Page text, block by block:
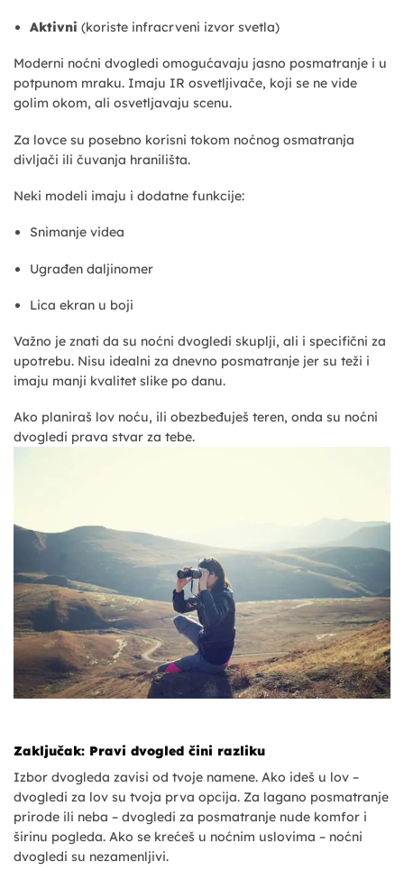
Aktivni (koriste infracrveni izvor svetla)
Moderni noćni dvogledi omogućavaju jasno posmatranje i u
potpunom mraku. Imaju IR osvetljivače, koji se ne vide
golim okom, ali osvetljavaju scenu.
Za lovce su posebno korisni tokom noćnog osmatranja
divljači ili čuvanja hranilišta.
Neki modeli imaju i dodatne funkcije:
Snimanje videa
Ugrađen daljinomer
Lica ekran u boji
Važno je znati da su noćni dvogledi skuplji, ali i specifični za
upotrebu. Nisu idealni za dnevno posmatranje jer su teži i
imaju manji kvalitet slike po danu.
Ako planiraš lov noću, ili obezbeđuješ teren, onda su noćni
dvogledi prava stvar za tebe.
Zaključak: Pravi dvogled čini razliku
Izbor dvogleda zavisi od tvoje namene. Ako ideš u lov –
dvogledi za lov su tvoja prva opcija. Za lagano posmatranje
prirode ili neba – dvogledi za posmatranje nude komfor i
širinu pogleda. Ako se krećeš u noćnim uslovima – noćni
dvogledi su nezamenljivi.